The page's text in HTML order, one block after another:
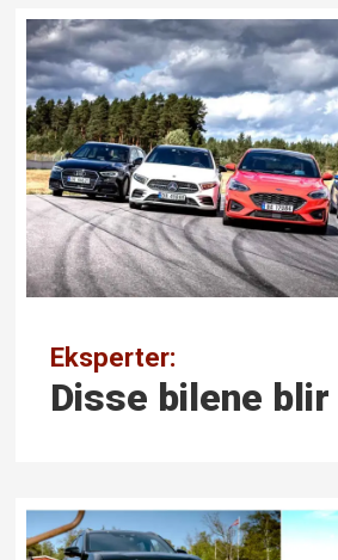
Eksperter:
Disse bilene